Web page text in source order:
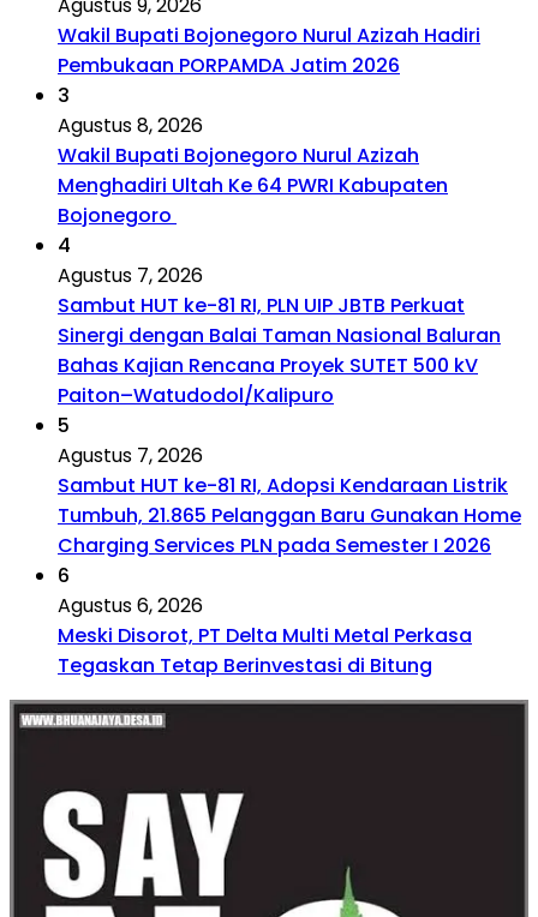
Agustus 9, 2026
Wakil Bupati Bojonegoro Nurul Azizah Hadiri
Pembukaan PORPAMDA Jatim 2026
3
Agustus 8, 2026
Wakil Bupati Bojonegoro Nurul Azizah
Menghadiri Ultah Ke 64 PWRI Kabupaten
Bojonegoro
4
Agustus 7, 2026
Sambut HUT ke-81 RI, PLN UIP JBTB Perkuat
Sinergi dengan Balai Taman Nasional Baluran
Bahas Kajian Rencana Proyek SUTET 500 kV
Paiton–Watudodol/Kalipuro
5
Agustus 7, 2026
Sambut HUT ke-81 RI, Adopsi Kendaraan Listrik
Tumbuh, 21.865 Pelanggan Baru Gunakan Home
Charging Services PLN pada Semester I 2026
6
Agustus 6, 2026
Meski Disorot, PT Delta Multi Metal Perkasa
Tegaskan Tetap Berinvestasi di Bitung